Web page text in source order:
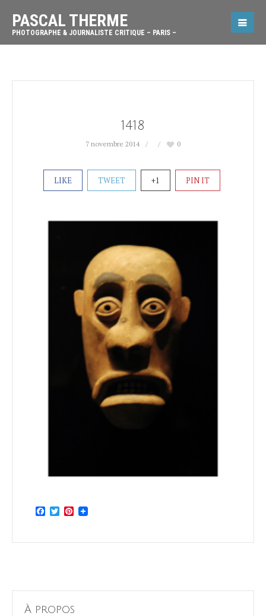
PASCAL THERME
PHOTOGRAPHE & JOURNALISTE CRITIQUE – PARIS –
1418
7 novembre 2014 0
LIKE TWEET +1 PIN IT
Facebook
TwitterPinterest
À propos